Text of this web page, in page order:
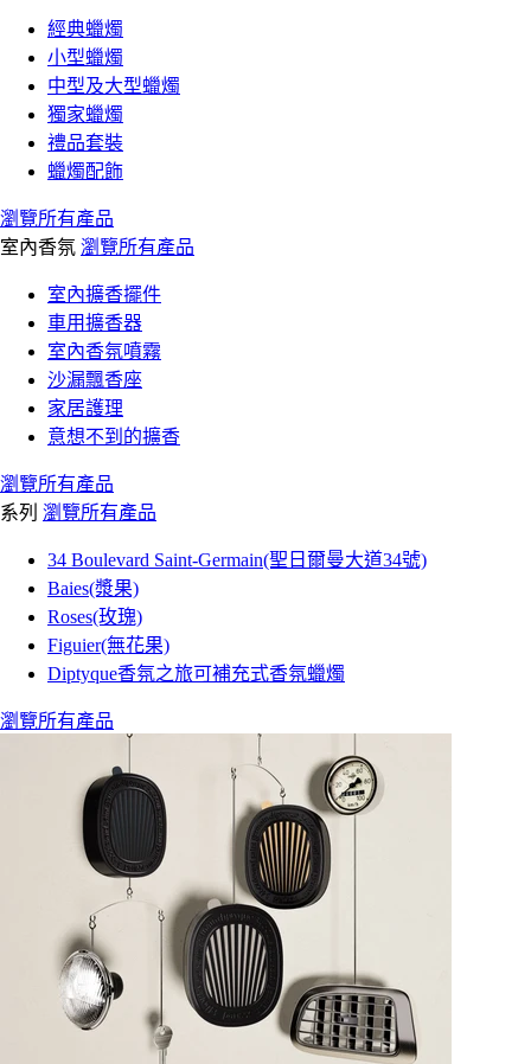
經典蠟燭
小型蠟燭
中型及大型蠟燭
獨家蠟燭
禮品套裝
蠟燭配飾
瀏覽所有產品
室內香氛 瀏覽所有產品
室內擴香擺件
車用擴香器
室內香氛噴霧
沙漏飄香座
家居護理
意想不到的擴香
瀏覽所有產品
系列 瀏覽所有產品
34 Boulevard Saint-Germain(聖日爾曼大道34號)
Baies(漿果)
Roses(玫瑰)
Figuier(無花果)
Diptyque香氛之旅可補充式香氛蠟燭
瀏覽所有產品